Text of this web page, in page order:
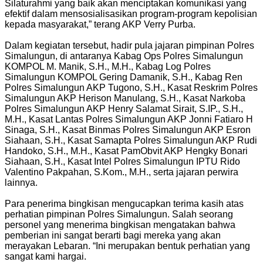
Silaturahmi yang baik akan menciptakan komunikasi yang
efektif dalam mensosialisasikan program-program kepolisian
kepada masyarakat,” terang AKP Verry Purba.
Dalam kegiatan tersebut, hadir pula jajaran pimpinan Polres
Simalungun, di antaranya Kabag Ops Polres Simalungun
KOMPOL M. Manik, S.H., M.H., Kabag Log Polres
Simalungun KOMPOL Gering Damanik, S.H., Kabag Ren
Polres Simalungun AKP Tugono, S.H., Kasat Reskrim Polres
Simalungun AKP Herison Manulang, S.H., Kasat Narkoba
Polres Simalungun AKP Henry Salamat Sirait, S.IP., S.H.,
M.H., Kasat Lantas Polres Simalungun AKP Jonni Fatiaro H
Sinaga, S.H., Kasat Binmas Polres Simalungun AKP Esron
Siahaan, S.H., Kasat Samapta Polres Simalungun AKP Rudi
Handoko, S.H., M.H., Kasat PamObvit AKP Hengky Bonari
Siahaan, S.H., Kasat Intel Polres Simalungun IPTU Rido
Valentino Pakpahan, S.Kom., M.H., serta jajaran perwira
lainnya.
Para penerima bingkisan mengucapkan terima kasih atas
perhatian pimpinan Polres Simalungun. Salah seorang
personel yang menerima bingkisan mengatakan bahwa
pemberian ini sangat berarti bagi mereka yang akan
merayakan Lebaran. “Ini merupakan bentuk perhatian yang
sangat kami hargai.